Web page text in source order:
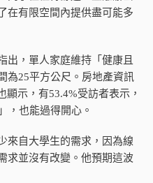
在有限空間內提供盡可能多
出，單人家庭維持「健康且
為25平方公尺。房地產資訊
顯示，有53.4%受訪者表示，
，也能過得開心。
來自大學生的需求，因為線
求並沒有改變。他預期這波